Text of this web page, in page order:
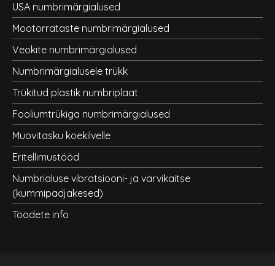
USA numbrimärgialused
Mootorrataste numbrimärgialused
Veokite numbrimärgialused
Numbrimärgialusele trükk
Trükitud plastik numbriplaat
Fooliumtrükiga numbrimärgialused
Muovitasku koekilvelle
Eritellimustööd
Numbrialuse vibratsiooni- ja värvikaitse
(kummipadjakesed)
Toodete info